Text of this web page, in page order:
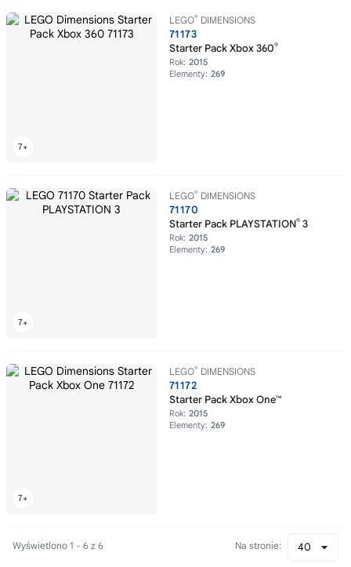
LEGO® DIMENSIONS
71173
Starter Pack Xbox 360®
Rok: 2015
Elementy: 269
LEGO® DIMENSIONS
71170
Starter Pack PLAYSTATION® 3
Rok: 2015
Elementy: 269
LEGO® DIMENSIONS
71172
Starter Pack Xbox One™
Rok: 2015
Elementy: 269
Wyświetlono 1 - 6 z 6 40
Na stronie: